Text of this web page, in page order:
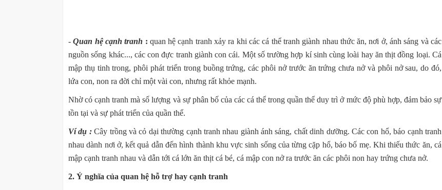
-Quan hệ cạnh tranh : quan hệ cạnh tranh xảy ra khi các cá thể tranh giành nhau thức ăn, nơi ở, ánh sáng và các
nguồn sống khác..., các con đực tranh giành con cái. Một số trường hợp kí sinh cùng loài hay ăn thịt đồng loại. Cá
mập thụ tinh trong, phôi phát triển trong buồng trứng, các phôi nở trước ăn trứng chưa nở và phôi nở sau, do đó,
lứa con, non ra đời chỉ một vài con, nhưng rất khỏe mạnh.
Nhờ có cạnh tranh mà số lượng và sự phân bố của các cá thể trong quần thể duy trì ở mức độ phù hợp, đảm bảo sự
tồn tại và sự phát triển của quần thể.
Ví dụ :Cây trồng và cỏ dại thường cạnh tranh nhau giành ánh sáng, chất dinh dưỡng. Các con hổ, báo cạnh tranh
nhau dành nơi ở, kết quả dẫn đến hình thành khu vực sinh sống của từng cặp hổ, báo bố mẹ. Khi thiếu thức ăn, cá
mập cạnh tranh nhau và dẫn tới cá lớn ăn thịt cá bé, cá mập con nở ra trước ăn các phôi non hay trứng chưa nở.
2. Ý nghĩa của quan hệ hỗ trợ hay cạnh tranh